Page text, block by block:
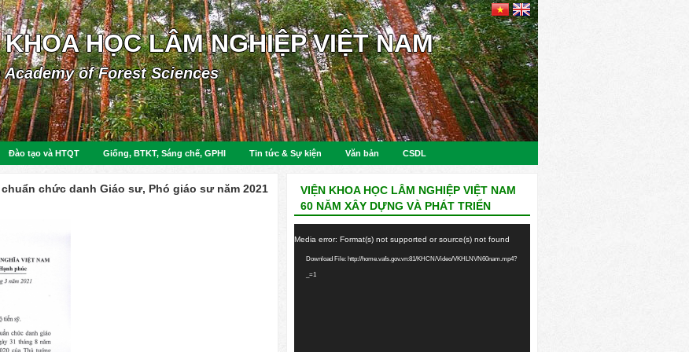
KHOA HỌC LÂM NGHIỆP VIỆT NAM
Academy of Forest Sciences
Đào tạo và HTQT Giống, BTKT, Sáng chế, GPHI Tin tức & Sự kiện Văn bản CSDL
chức danh Giáo sư, Phó giáo sư năm 2021
VIỆN KHOA HỌC LÂM NGHIỆP VIỆT NAM
60 NĂM XÂY DỰNG VÀ PHÁT TRIỂN
Media error: Format(s) not supported or source(s) not found
Download File: http://home.vafs.gov.vn:81/KHCN/Video/VKHLNVN60nam.mp4?
_=1